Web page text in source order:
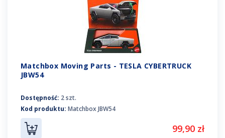
Matchbox Moving Parts - TESLA CYBERTRUCK
JBW54
Dostępność: 2 szt.
Kod produktu: Matchbox JBW54
99,90 zł